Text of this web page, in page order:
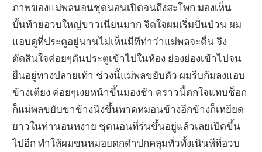
ภาพของแม่พลนอนชุดนอนเปิดจนถึงสะโพก มองเห็น
บั้นท้ายอวบใหญ่ขาวเนียนมาก จิตใจผมเริ่มปั่นป่วน ผม
แอบดูที่ประตูอยู่นานไม่เห็นมีทีท่าว่าแม่พลจะตื่น จึง
ตัดสินใจค่อยๆดันประตูเข้าไปในห้อง ย่องย่องเข้าไปจน
ยืนอยู่ทางปลายเท้า ช่วงนี้แม่พลขยับตัว ผมรีบก้มลงแอบ
ข้างเตียง ค่อยๆเงยหน้าขึ้นมองช้า คราวนี้ตกใจแทบช็อก
ก็แม่พลขยับขาข้างนึงขึ้นพาดหมอนข้างอีกข้างก็เหยียด
ยาวในท่านอนหงาย ชุดนอนที่ร่นขึ้นอยู่แล้วเลยเปิดขึ้น
ไปอีก ทำให้ผมขนหมอยดกดำปกคลุมทั่วทั้งเนินหีที่อวบ